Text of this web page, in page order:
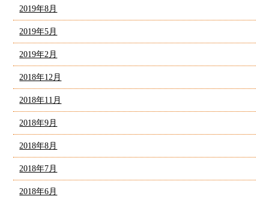
2019年8月
2019年5月
2019年2月
2018年12月
2018年11月
2018年9月
2018年8月
2018年7月
2018年6月